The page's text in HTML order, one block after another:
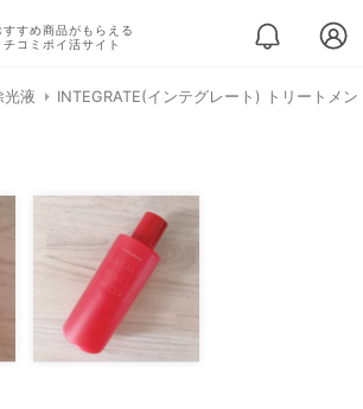
すすめ商品がもらえる
チコミポイ活サイト
光液 INTEGRATE(インテグレート) トリートメ